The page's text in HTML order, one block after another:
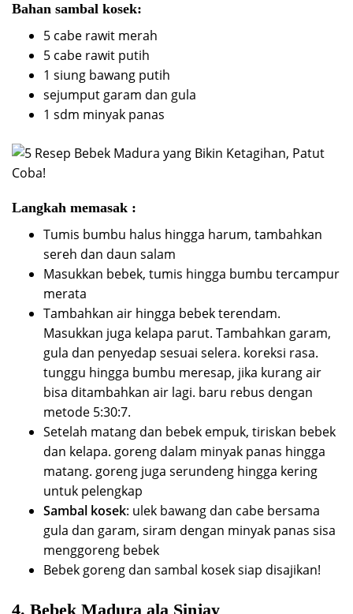
Bahan sambal kosek:
5 cabe rawit merah
5 cabe rawit putih
1 siung bawang putih
sejumput garam dan gula
1 sdm minyak panas
Langkah memasak :
Tumis bumbu halus hingga harum, tambahkan
sereh dan daun salam
Masukkan bebek, tumis hingga bumbu tercampur
merata
Tambahkan air hingga bebek terendam.
Masukkan juga kelapa parut. Tambahkan garam,
gula dan penyedap sesuai selera. koreksi rasa.
tunggu hingga bumbu meresap, jika kurang air
bisa ditambahkan air lagi. baru rebus dengan
metode 5:30:7.
Setelah matang dan bebek empuk, tiriskan bebek
dan kelapa. goreng dalam minyak panas hingga
matang. goreng juga serundeng hingga kering
untuk pelengkap
Sambal kosek: ulek bawang dan cabe bersama
gula dan garam, siram dengan minyak panas sisa
menggoreng bebek
Bebek goreng dan sambal kosek siap disajikan!
4. Bebek Madura ala Sinjay